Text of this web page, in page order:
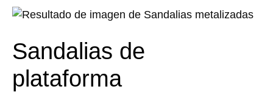
Sandalias de
plataforma